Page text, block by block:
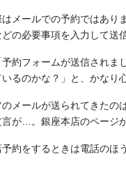
メールでの予約ではあ
の必要事項を入力して送
約フォームが送信され
るのかな？」と、かなり
メールが送られてきた
が…。銀座本店のページ
約をするときは電話の